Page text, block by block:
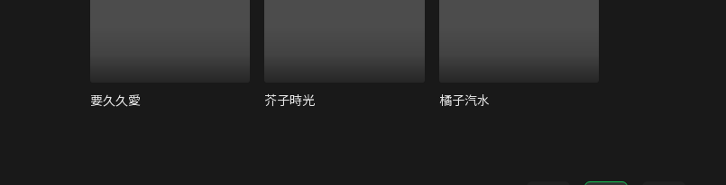
要久久愛 芥子時光 橘子汽水